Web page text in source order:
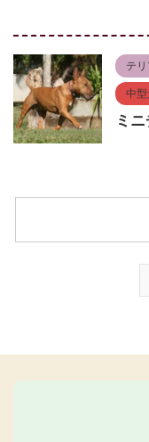
テリ
中型
ミ